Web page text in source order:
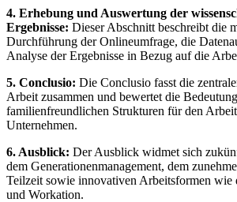
4. Erhebung und Auswertung der
Ergebnisse: Dieser Abschnitt beschreibt die
Durchführung der Onlineumfrage, die
Analyse der Ergebnisse in Bezug auf die
5. Conclusio: Die Conclusio fasst die
Arbeit zusammen und bewertet die
familienfreundlichen Strukturen für den
Unternehmen.
6. Ausblick: Der Ausblick widmet sich
dem Generationenmanagement, dem
Teilzeit sowie innovativen Arbeitsformen wie
und Workation.